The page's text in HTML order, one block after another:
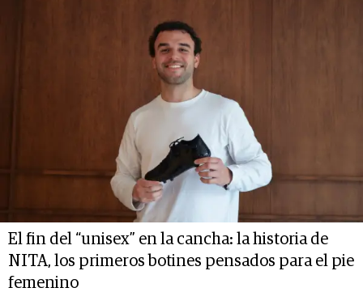
El fin del “unisex” en la cancha: la historia de
NITA, los primeros botines pensados para el pie
femenino